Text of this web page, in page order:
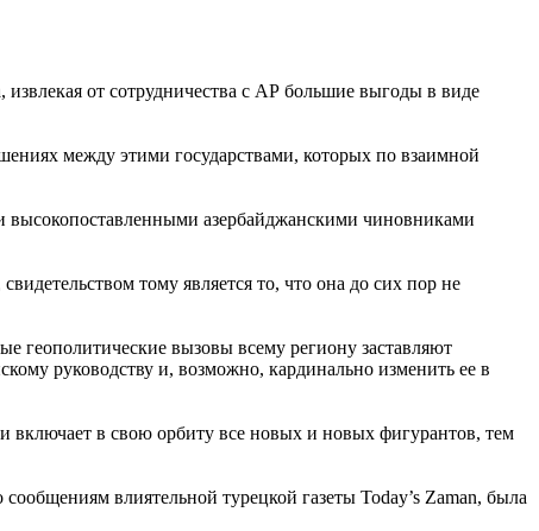
от сотрудничества с АР большие выгоды в виде
между этими государствами, которых по взаимной
высокопоставленными азербайджанскими чиновниками
тому является то, что она до сих пор не
геополитические вызовы всему региону заставляют
руководству и, возможно, кардинально изменить ее в
включает в свою орбиту все новых и новых фигурантов, тем
влиятельной турецкой газеты Today’s Zaman, была